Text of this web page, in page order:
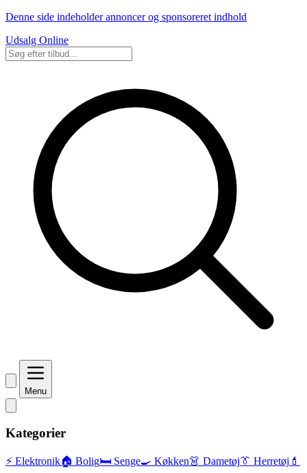
Denne side indeholder annoncer og sponsoreret indhold
Udsalg Online
Menu
Kategorier
⚡ Elektronik🏠 Bolig🛏️ Senge🍳 Køkken👗 Dametøj👔 Herretøj 💄